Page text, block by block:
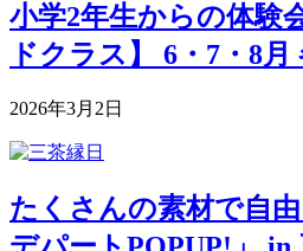
小学2年生からの体験
ドクラス】 6・7・8月
2026年3月2日
たくさんの素材で自